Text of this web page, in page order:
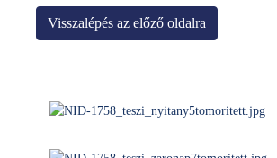
Visszalépés az előző oldalra